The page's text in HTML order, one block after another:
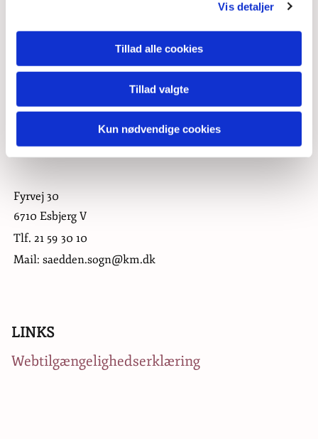
Vis detaljer
Tillad alle cookies
Tillad valgte
Kun nødvendige cookies
Fyrvej 30
6710 Esbjerg V
Tlf. 21 59 30 10
Mail: saedden.sogn@km.dk
LINKS
Webtilgængelighedserklæring